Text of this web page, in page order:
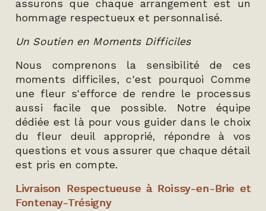
assurons que chaque arrangement est un
hommage respectueux et personnalisé.
Un Soutien en Moments Difficiles
Nous comprenons la sensibilité de ces
moments difficiles, c'est pourquoi Comme
une fleur s'efforce de rendre le processus
aussi facile que possible. Notre équipe
dédiée est là pour vous guider dans le choix
du fleur deuil approprié, répondre à vos
questions et vous assurer que chaque détail
est pris en compte.
Livraison Respectueuse à Roissy-en-Brie et
Fontenay-Trésigny